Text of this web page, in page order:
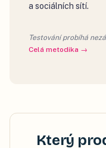
a sociálních sítí.
Testování probíhá
Celá metodika →
Který